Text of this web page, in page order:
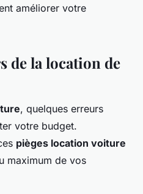
améliorer votre
de la location de
, quelques erreurs
votre budget.
pièges location voiture
maximum de vos